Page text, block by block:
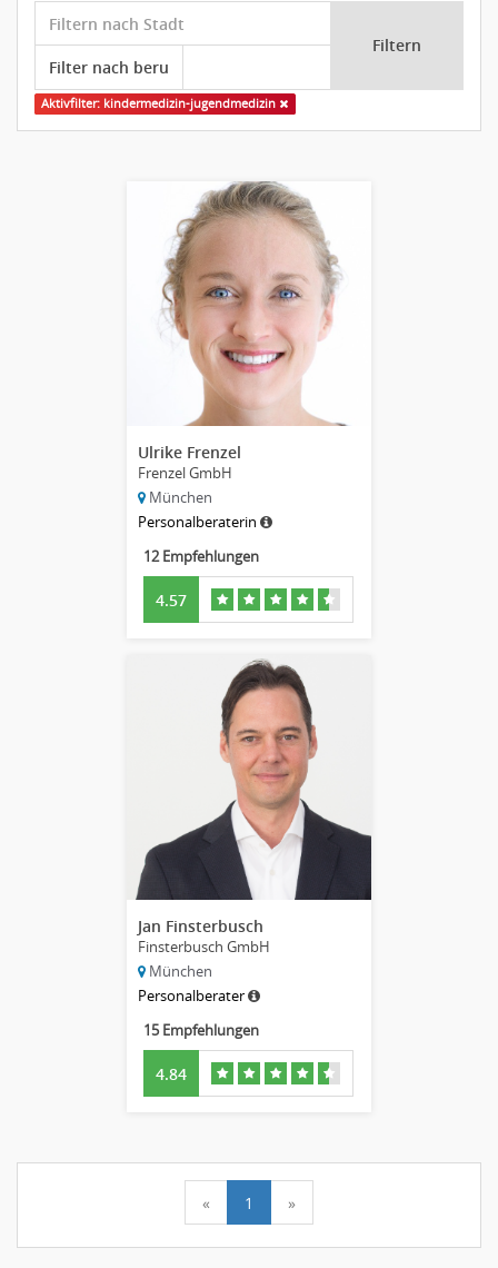
Filtern
Aktivfilter: kindermedizin-jugendmedizin
Ulrike Frenzel
Frenzel GmbH
München
Personalberaterin
12 Empfehlungen
4.57
Jan Finsterbusch
Finsterbusch GmbH
München
Personalberater
15 Empfehlungen
4.84
« 1 »